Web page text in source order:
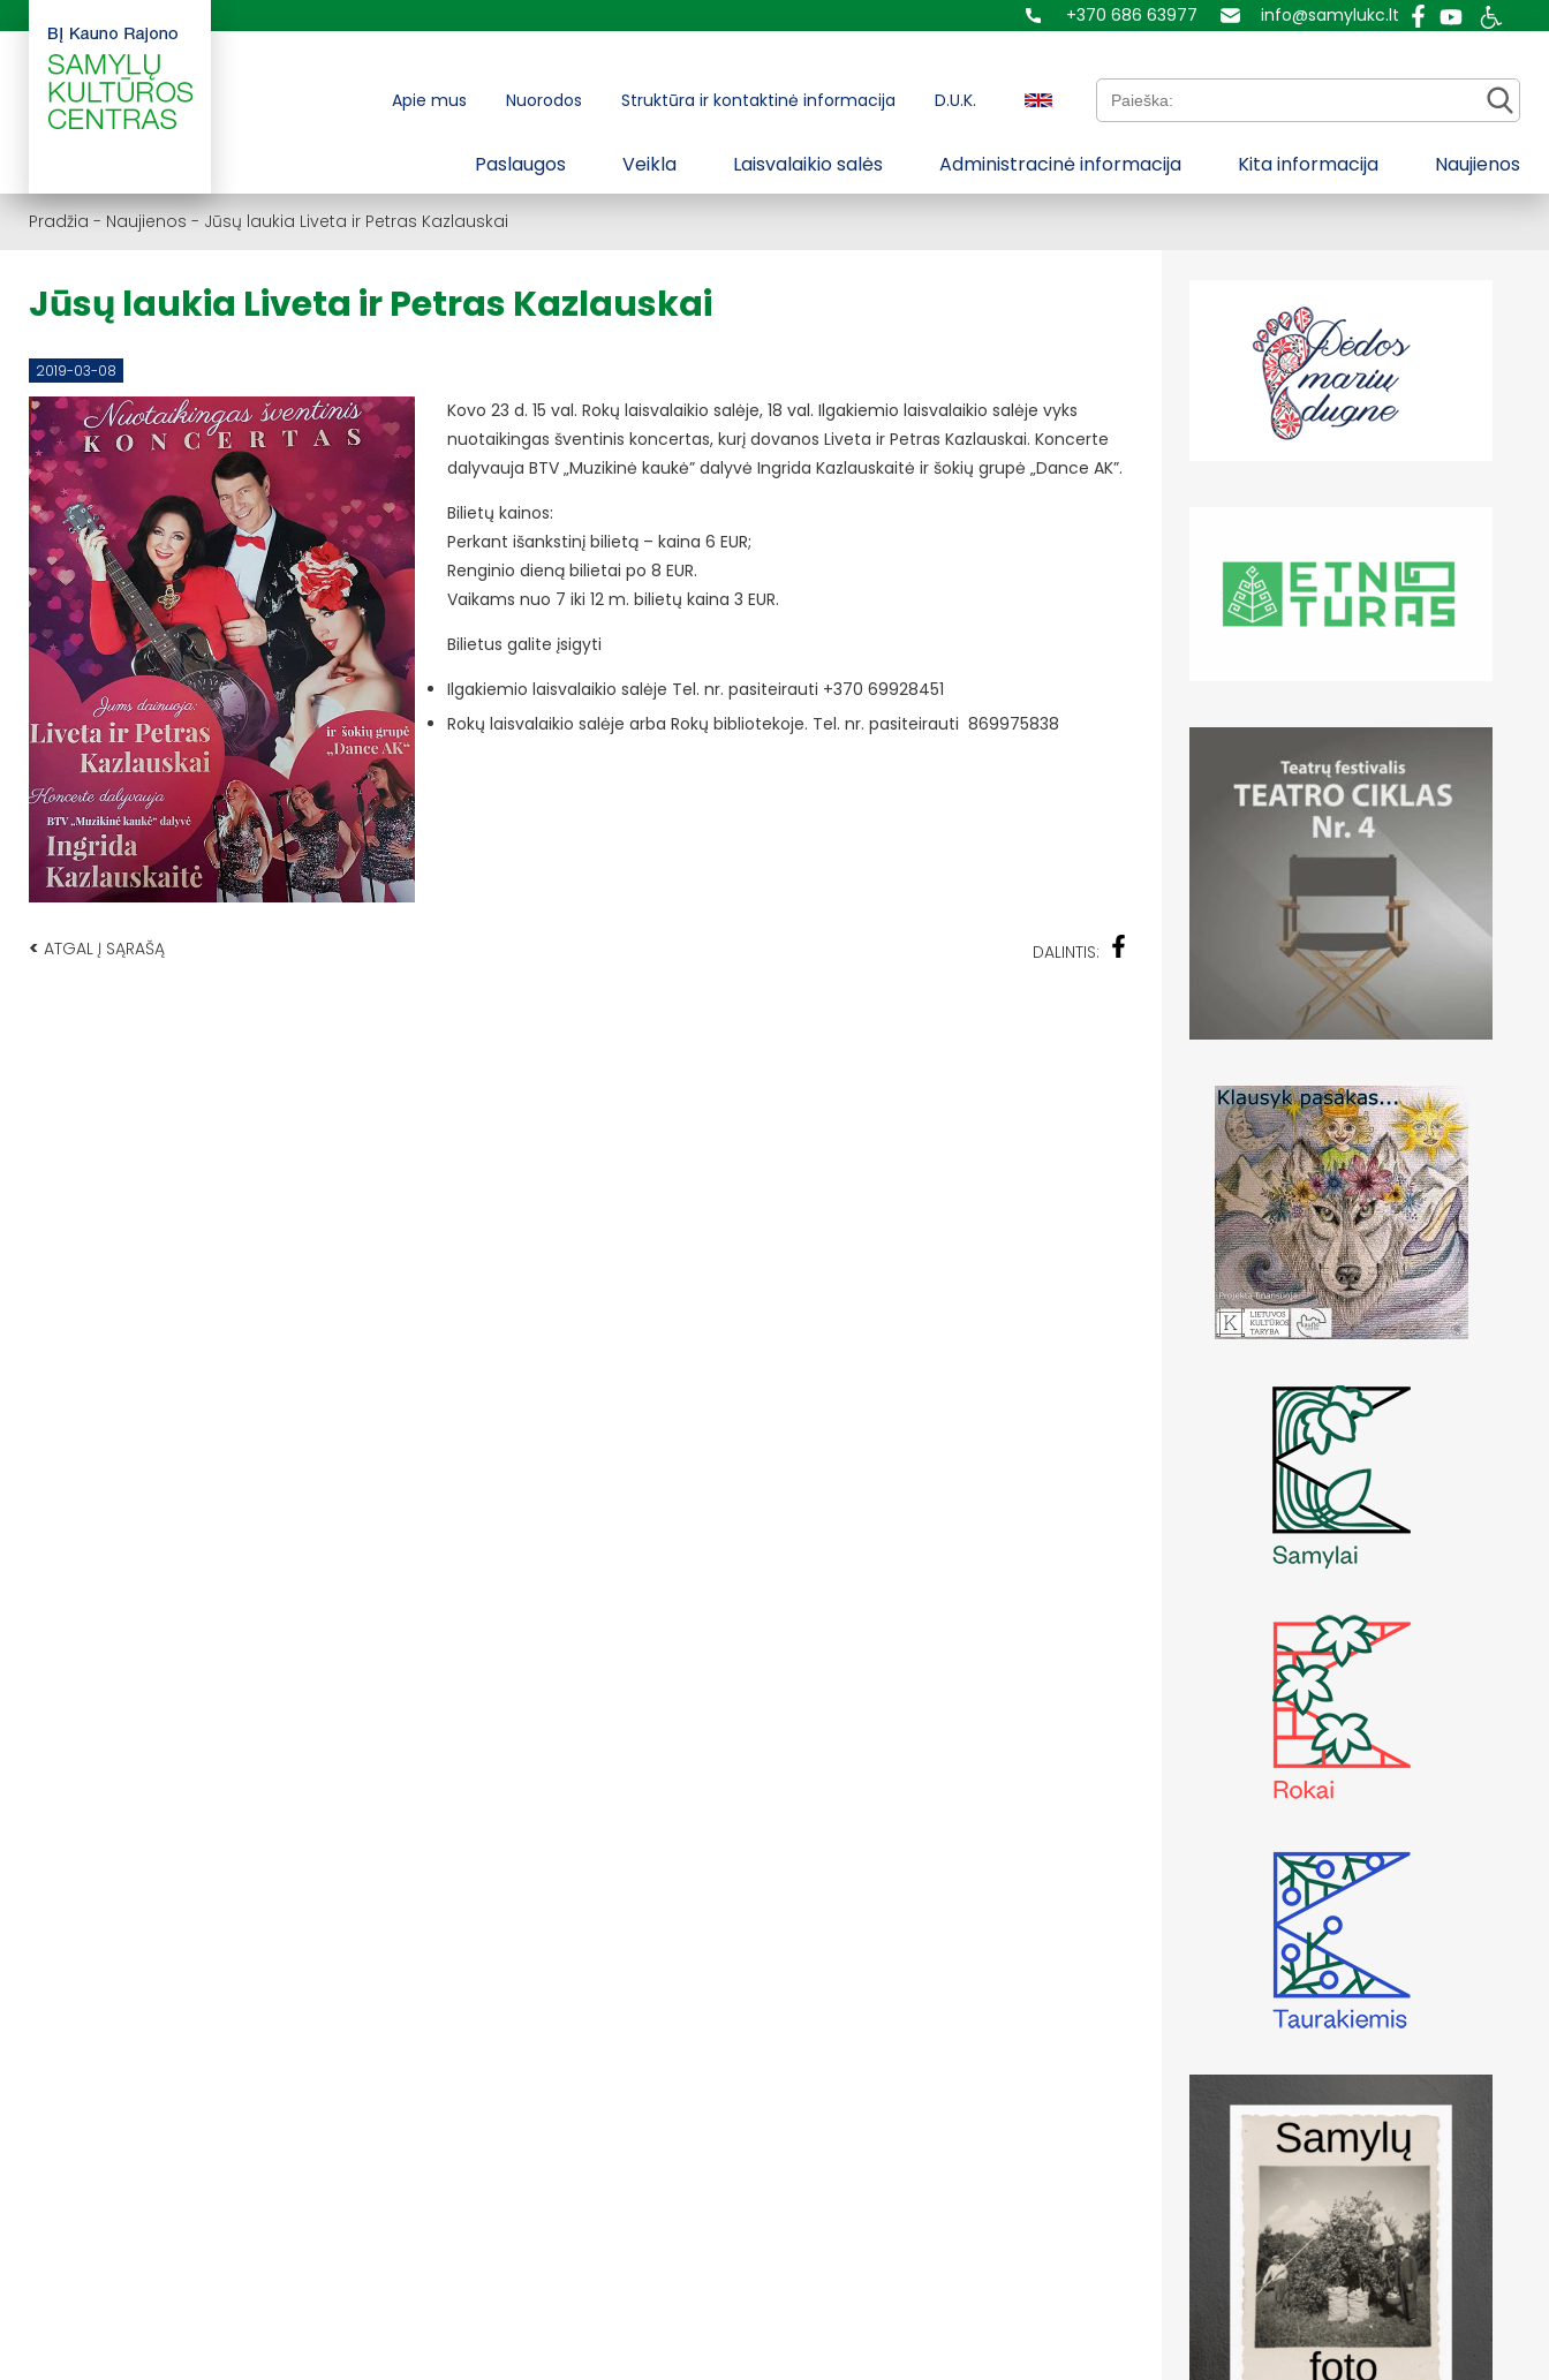
+370 686 63977 info@samylukc.lt
Apie mus Nuorodos Struktūra ir kontaktinė informacija D.U.K. Paieška:
Paslaugos Veikla Laisvalaikio salės Administracinė informacija Kita informacija Naujienos
Pradžia - Naujienos - Jūsų laukia Liveta ir Petras Kazlauskai
Jūsų laukia Liveta ir Petras Kazlauskai
2019-03-08
Kovo 23 d. 15 val. Rokų laisvalaikio salėje, 18 val. Ilgakiemio laisvalaikio salėje vyks
nuotaikingas šventinis koncertas, kurį dovanos Liveta ir Petras Kazlauskai. Koncerte
dalyvauja BTV „Muzikinė kaukė” dalyvė Ingrida Kazlauskaitė ir šokių grupė „Dance AK”.
Bilietų kainos:
Perkant išankstinį bilietą – kaina 6 EUR;
Renginio dieną bilietai po 8 EUR.
Vaikams nuo 7 iki 12 m. bilietų kaina 3 EUR.
Bilietus galite įsigyti
Ilgakiemio laisvalaikio salėje Tel. nr. pasiteirauti +370 69928451
Rokų laisvalaikio salėje arba Rokų bibliotekoje. Tel. nr. pasiteirauti 869975838
< ATGAL Į SĄRAŠĄ DALINTIS: